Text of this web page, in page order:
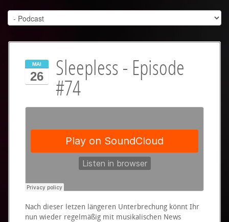
MAI
26
Sleepless - Episode
#74
Nach dieser letzen längeren Unterbrechung könnt Ihr
nun wieder regelmäßig mit musikalischen News